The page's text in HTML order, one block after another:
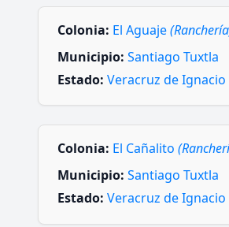
Colonia: El Aguaje
Municipio: Santiago Tuxtla
Estado: Veracruz de Ignacio
Colonia: El Cañalito
Municipio: Santiago Tuxtla
Estado: Veracruz de Ignacio